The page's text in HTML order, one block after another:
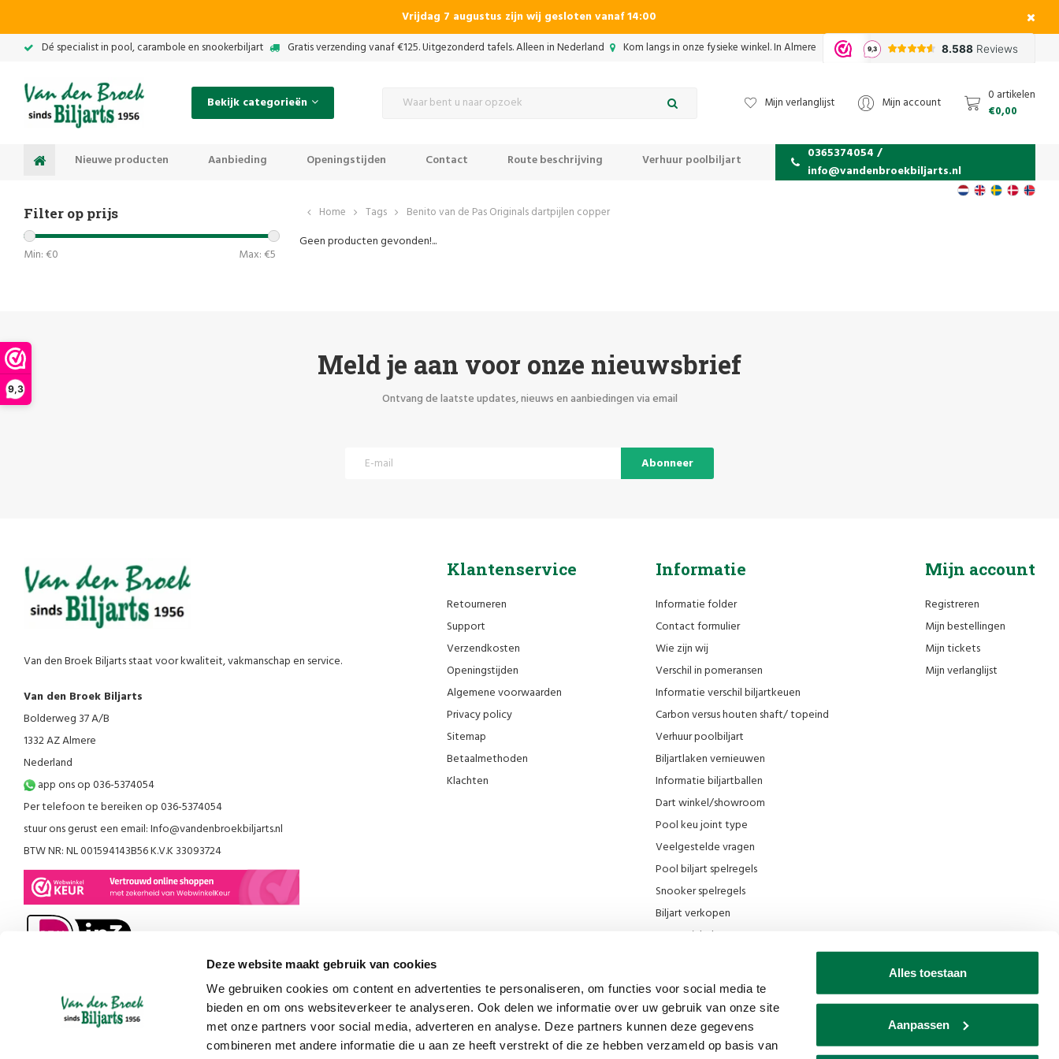
9,3
Deze website maakt gebruik van cookies
We gebruiken cookies om content en advertenties te personaliseren, om functies voor social media te
bieden en om ons websiteverkeer te analyseren. Ook delen we informatie over uw gebruik van onze site
met onze partners voor social media, adverteren en analyse. Deze partners kunnen deze gegevens
combineren met andere informatie die u aan ze heeft verstrekt of die ze hebben verzameld op basis van
Alles toestaan
Aanpassen
Vrijdag 7 augustus zijn wij gesloten vanaf 14:00
Dé specialist in pool, carambole en snookerbiljart Gratis verzending vanaf €125. Uitgezonderd tafels. Alleen in Nederland Kom langs in onze fysieke winkel. In Almere
Bekijk categorieën Mijn verlanglijst Mijn account
0 artikelen
€0,00
Nieuwe producten Aanbieding Openingstijden Contact Route beschrijving Verhuur poolbiljart
0365374054 /
info@vandenbroekbiljarts.nl
Filter op prijs
Min: €0 Max: €5
Home Tags Benito van de Pas Originals dartpijlen copper
Geen producten gevonden!...
Meld je aan voor onze nieuwsbrief
Ontvang de laatste updates, nieuws en aanbiedingen via email
Abonneer
Van den Broek Biljarts staat voor kwaliteit, vakmanschap en service.
Van den Broek Biljarts
Bolderweg 37 A/B
1332 AZ Almere
Nederland
app ons op 036-5374054
Per telefoon te bereiken op 036-5374054
stuur ons gerust een email:Info@vandenbroekbiljarts.nl
BTW NR: NL 001594143B56 K.V.K 33093724
Klantenservice
Retourneren
Support
Verzendkosten
Openingstijden
Algemene voorwaarden
Privacy policy
Sitemap
Betaalmethoden
Klachten
Informatie
Informatie folder
Contact formulier
Wie zijn wij
Verschil in pomeransen
Informatie verschil biljartkeuen
Carbon versus houten shaft/ topeind
Verhuur poolbiljart
Biljartlaken vernieuwen
Informatie biljartballen
Dart winkel/showroom
Pool keu joint type
Veelgestelde vragen
Pool biljart spelregels
Snooker spelregels
Biljart verkopen
Onze winkel
Promotie Filmpjes Van den Broek Biljarts
Blog
Biljart museum
Diverse links
Mijn account
Registreren
Mijn bestellingen
Mijn tickets
Mijn verlanglijst